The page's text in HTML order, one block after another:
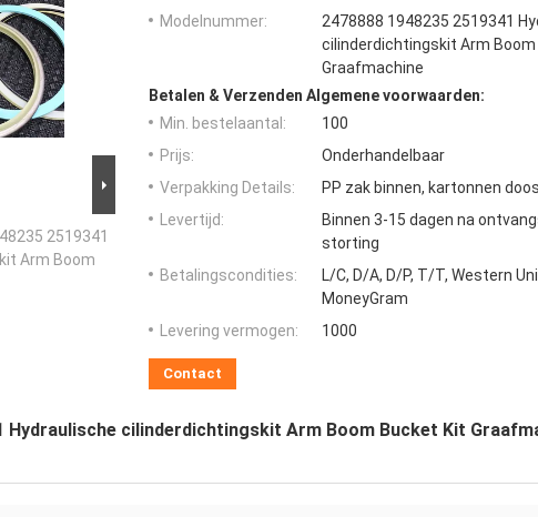
2519341
Arm Boom
Modelnummer:
2478888 1948235 2519341
cilinderdichtingskit Arm
Graafmachine
Betalen & Verzenden Algemene voorwaarden:
Min. bestelaantal:
100
Prijs:
Onderhandelbaar
Verpakking Details:
PP zak binnen, kartonnen
Levertijd:
Binnen 3-15 dagen na
storting
Betalingscondities:
L/C, D/A, D/P, T/T, Western
MoneyGram
Levering vermogen:
1000
Contact
Hydraulische cilinderdichtingskit Arm Boom Bucket Kit